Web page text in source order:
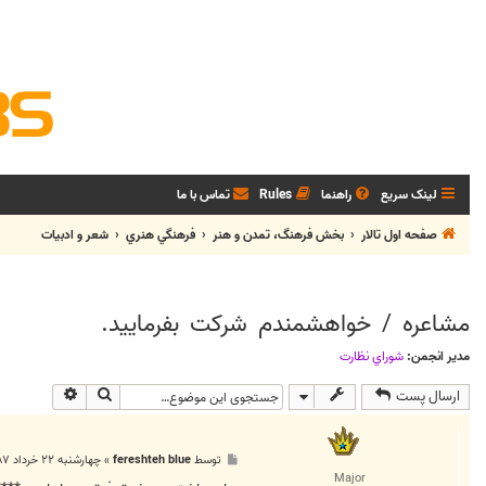
لینک سریع راهنما Rules تماس با ما
صفحه اول تالار
بخش فرهنگ، تمدن و هنر فرهنگي هنري شعر و ادبيات
مشاعره / خواهشمندم شرکت بفرماييد.
مدیر انجمن: شوراي نظارت
ارسال پست جستجو
Major
توسطfereshteh blue
»چهارشنبه ۲۲ خرداد ۱۳۸۷, ۱۱:۲۴ ب.ظ